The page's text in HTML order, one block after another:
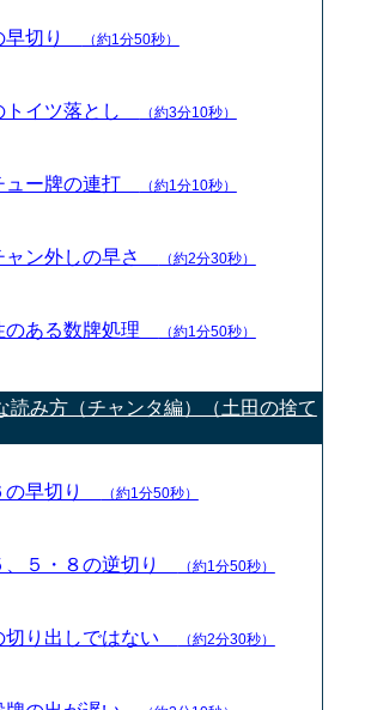
早切り （約1分50秒）
トイツ落とし （約3分10秒）
ュー牌の連打 （約1分10秒）
ャン外しの早さ （約2分30秒）
のある数牌処理 （約1分50秒）
読み方（チャンタ編）（土田の捨て
の早切り （約1分50秒）
、５・８の逆切り （約1分50秒）
切り出しではない （約2分30秒）